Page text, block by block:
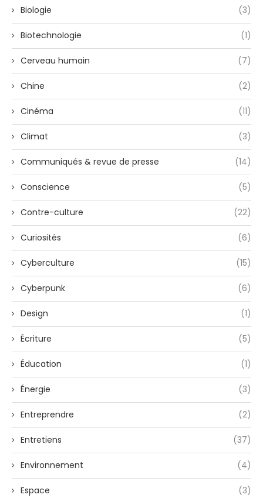
Biologie (3)
Biotechnologie (1)
Cerveau humain (7)
Chine (2)
Cinéma (11)
Climat (3)
Communiqués & revue de presse (14)
Conscience (5)
Contre-culture (22)
Curiosités (6)
Cyberculture (15)
Cyberpunk (6)
Design (1)
Écriture (5)
Éducation (1)
Énergie (3)
Entreprendre (2)
Entretiens (37)
Environnement (4)
Espace (3)